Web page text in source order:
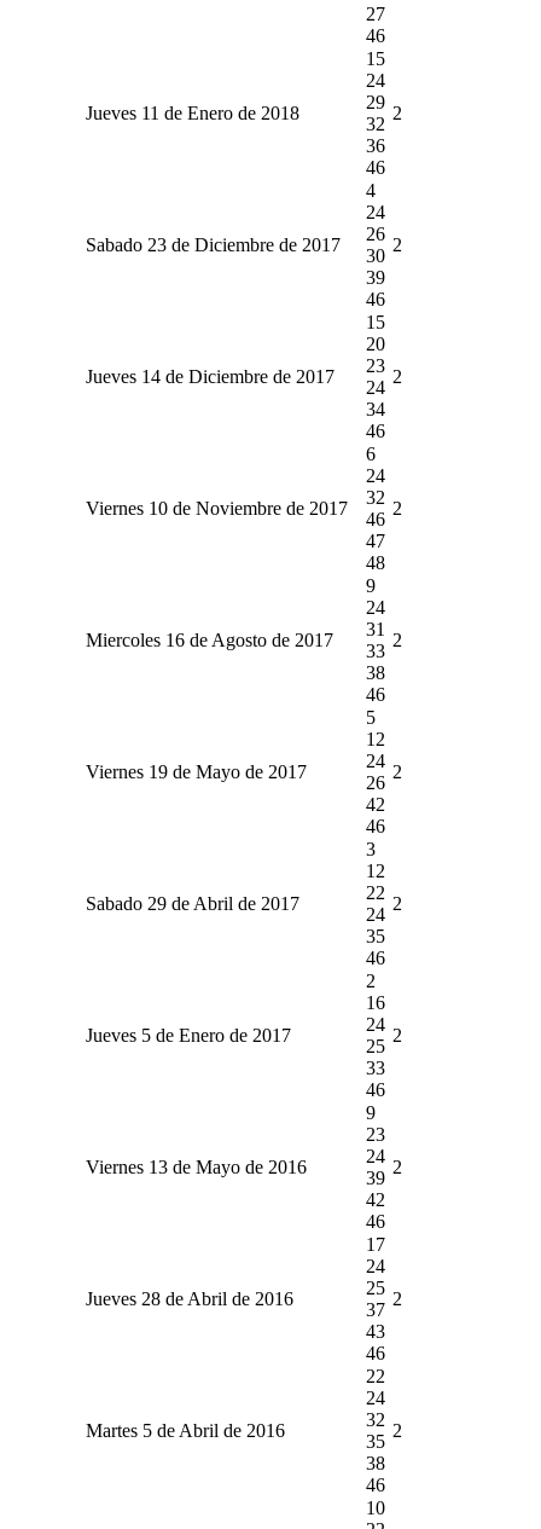
27
46
Jueves 11 de Enero de 2018
15
24
29
32
36
46
2
Sabado 23 de Diciembre de 2017
4
24
26
30
39
46
2
Jueves 14 de Diciembre de 2017
15
20
23
24
34
46
2
Viernes 10 de Noviembre de 2017
6
24
32
46
47
48
2
Miercoles 16 de Agosto de 2017
9
24
31
33
38
46
2
Viernes 19 de Mayo de 2017
5
12
24
26
42
46
2
Sabado 29 de Abril de 2017
3
12
22
24
35
46
2
Jueves 5 de Enero de 2017
2
16
24
25
33
46
2
Viernes 13 de Mayo de 2016
9
23
24
39
42
46
2
Jueves 28 de Abril de 2016
17
24
25
37
43
46
2
Martes 5 de Abril de 2016
22
24
32
35
38
46
2
10